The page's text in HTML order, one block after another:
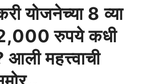
योजनेच्या 8 व्या
2,000 रुपये कधी
आली महत्त्वाची